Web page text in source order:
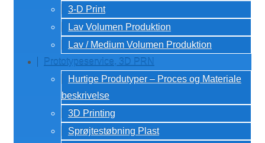
3-D Print
Lav Volumen Produktion
Lav / Medium Volumen Produktion
Prototypeservice, 3D PRN
Hurtige Produtyper – Proces og Materiale
beskrivelse
3D Printing
Sprøjtestøbning Plast